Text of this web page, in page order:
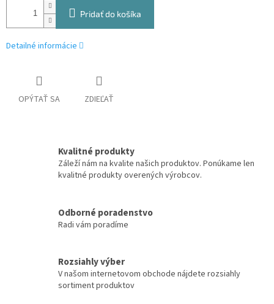
Pridať do košíka
Detailné informácie
OPÝTAŤ SA ZDIEĽAŤ
Kvalitné produkty
Záleží nám na kvalite našich produktov. Ponúkame len
kvalitné produkty overených výrobcov.
Odborné poradenstvo
Radi vám poradíme
Rozsiahly výber
V našom internetovom obchode nájdete rozsiahly
sortiment produktov